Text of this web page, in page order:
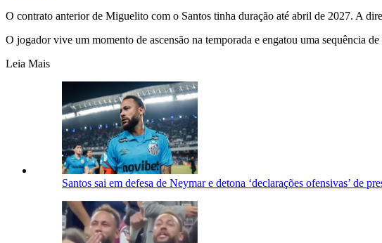
O contrato anterior de Miguelito com o Santos tinha duração até abril de 2027. A
O jogador vive um momento de ascensão na temporada e engatou uma sequência
Leia Mais
Santos sai em defesa de Neymar e detona ‘declarações ofensivas’ de